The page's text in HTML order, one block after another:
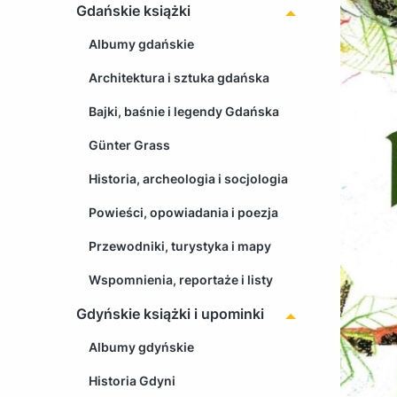
Gdańskie książki
Albumy gdańskie
Architektura i sztuka gdańska
Bajki, baśnie i legendy Gdańska
Günter Grass
Historia, archeologia i socjologia
Powieści, opowiadania i poezja
Przewodniki, turystyka i mapy
Wspomnienia, reportaże i listy
Gdyńskie książki i upominki
Albumy gdyńskie
Historia Gdyni